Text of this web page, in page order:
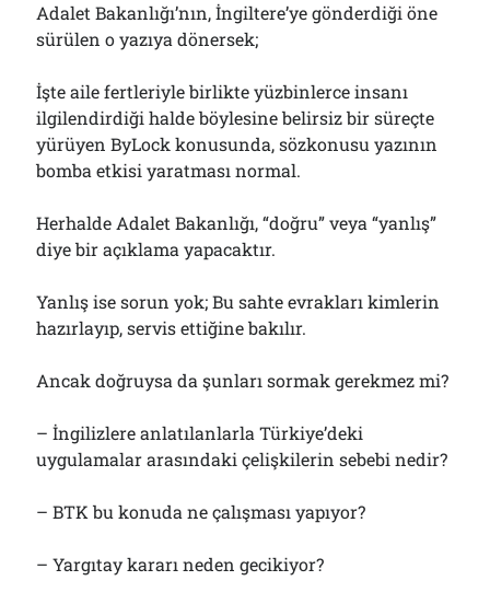
Adalet Bakanlığı’nın, İngiltere’ye gönderdiği öne
sürülen o yazıya dönersek;
İşte aile fertleriyle birlikte yüzbinlerce insanı
ilgilendirdiği halde böylesine belirsiz bir süreçte
yürüyen ByLock konusunda, sözkonusu yazının
bomba etkisi yaratması normal.
Herhalde Adalet Bakanlığı, “doğru” veya “yanlış”
diye bir açıklama yapacaktır.
Yanlış ise sorun yok; Bu sahte evrakları kimlerin
hazırlayıp, servis ettiğine bakılır.
Ancak doğruysa da şunları sormak gerekmez mi?
– İngilizlere anlatılanlarla Türkiye’deki
uygulamalar arasındaki çelişkilerin sebebi nedir?
– BTK bu konuda ne çalışması yapıyor?
– Yargıtay kararı neden gecikiyor?